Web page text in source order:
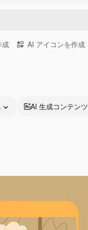
成 AI アイコンを作成
AI 生成コンテンツ